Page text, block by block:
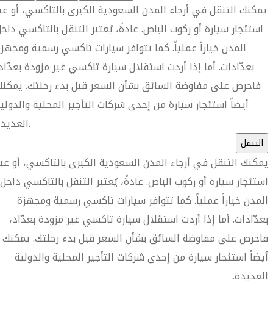
يمكنك التنقل في أرجاء المدن السعودية الكبرى بالتاكسي، أو
استئجار سيارة أو ركوب الباص. عادةً، يُعتبر التنقل بالتاكسي
المدن خياراً عملياً. كما تتوافر سيارات تاكسي رسمية
بعدّادات. أما إذا أردت استقلال سيارة تاكسي غير مزودة
فاحرص على مفاوضة السائق بشأن السعر قبل بدء رحلتك.
أيضاً استئجار سيارة من إحدى شركات التأجير المحلية
العديدة.
التنقل
يمكنك التنقل في أرجاء المدن السعودية الكبرى بالتاكسي، أو
استئجار سيارة أو ركوب الباص. عادةً، يُعتبر التنقل بالتاكسي داخل
المدن خياراً عملياً. كما تتوافر سيارات تاكسي رسمية ومجهزة
بعدّادات. أما إذا أردت استقلال سيارة تاكسي غير مزودة بعدّاد،
فاحرص على مفاوضة السائق بشأن السعر قبل بدء رحلتك. يمكنك
أيضاً استئجار سيارة من إحدى شركات التأجير المحلية والدولية
العديدة.